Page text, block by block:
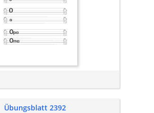
Übungsblatt 2392